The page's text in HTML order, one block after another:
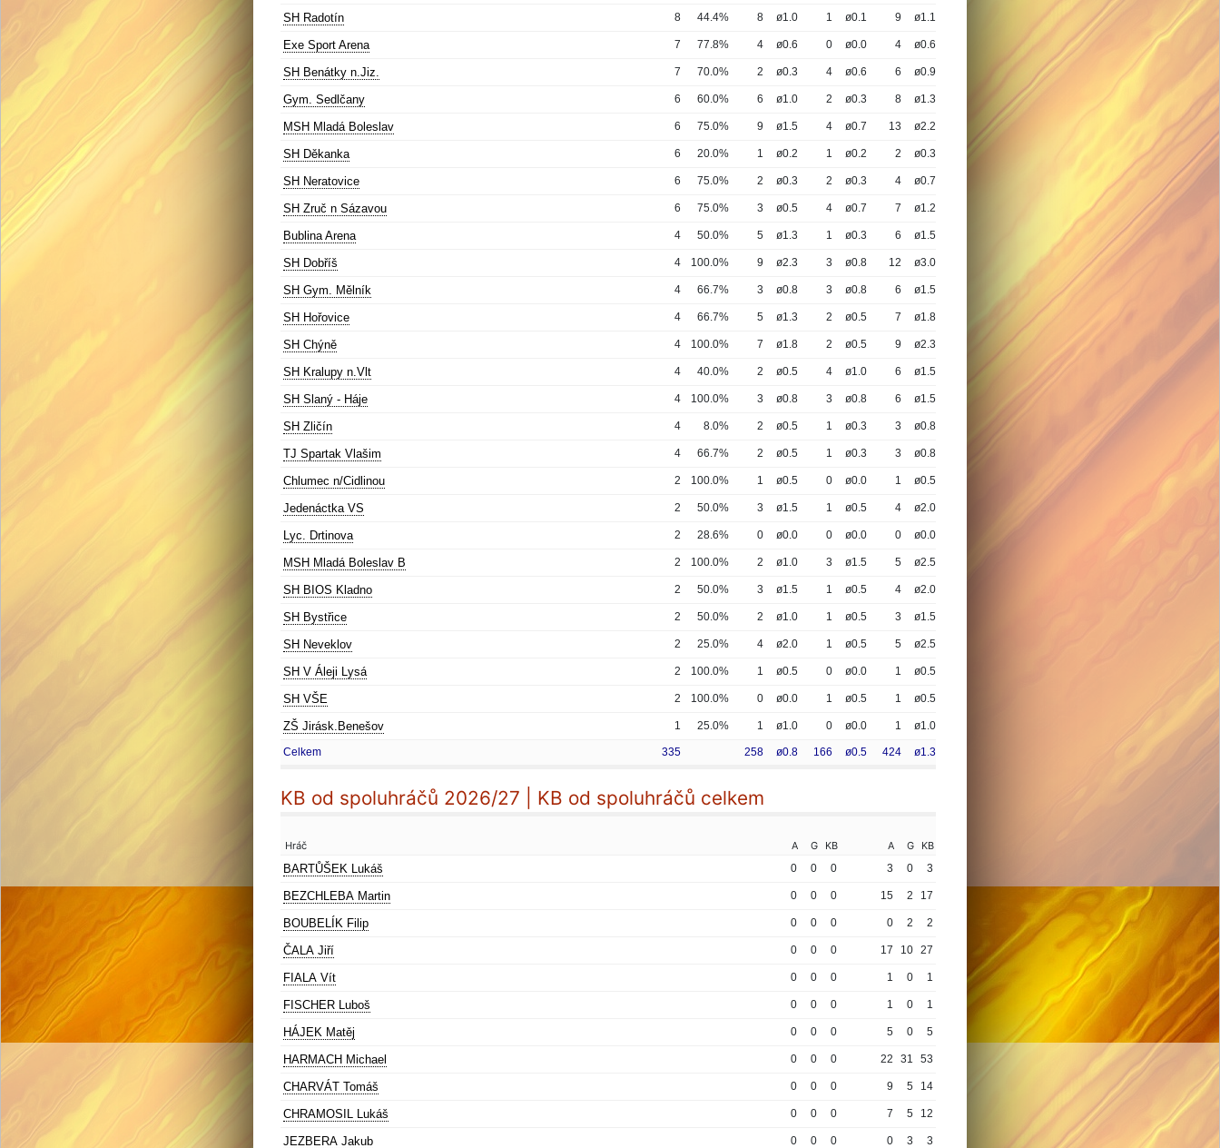
SH Radotín 8 44.4% 8 ø1.0 1 ø0.1 9 ø1.1
Exe Sport Arena 7 77.8% 4 ø0.6 0 ø0.0 4 ø0.6
SH Benátky n.Jiz. 7 70.0% 2 ø0.3 4 ø0.6 6 ø0.9
Gym. Sedlčany 6 60.0% 6 ø1.0 2 ø0.3 8 ø1.3
MSH Mladá Boleslav 6 75.0% 9 ø1.5 4 ø0.7 13 ø2.2
SH Děkanka 6 20.0% 1 ø0.2 1 ø0.2 2 ø0.3
SH Neratovice 6 75.0% 2 ø0.3 2 ø0.3 4 ø0.7
SH Zruč n Sázavou 6 75.0% 3 ø0.5 4 ø0.7 7 ø1.2
Bublina Arena 4 50.0% 5 ø1.3 1 ø0.3 6 ø1.5
SH Dobříš 4 100.0% 9 ø2.3 3 ø0.8 12 ø3.0
SH Gym. Mělník 4 66.7% 3 ø0.8 3 ø0.8 6 ø1.5
SH Hořovice 4 66.7% 5 ø1.3 2 ø0.5 7 ø1.8
SH Chýně 4 100.0% 7 ø1.8 2 ø0.5 9 ø2.3
SH Kralupy n.Vlt 4 40.0% 2 ø0.5 4 ø1.0 6 ø1.5
SH Slaný - Háje 4 100.0% 3 ø0.8 3 ø0.8 6 ø1.5
SH Zličín 4 8.0% 2 ø0.5 1 ø0.3 3 ø0.8
TJ Spartak Vlašim 4 66.7% 2 ø0.5 1 ø0.3 3 ø0.8
Chlumec n/Cidlinou 2 100.0% 1 ø0.5 0 ø0.0 1 ø0.5
Jedenáctka VS 2 50.0% 3 ø1.5 1 ø0.5 4 ø2.0
Lyc. Drtinova 2 28.6% 0 ø0.0 0 ø0.0 0 ø0.0
MSH Mladá Boleslav B 2 100.0% 2 ø1.0 3 ø1.5 5 ø2.5
SH BIOS Kladno 2 50.0% 3 ø1.5 1 ø0.5 4 ø2.0
SH Bystřice 2 50.0% 2 ø1.0 1 ø0.5 3 ø1.5
SH Neveklov 2 25.0% 4 ø2.0 1 ø0.5 5 ø2.5
SH V Áleji Lysá 2 100.0% 1 ø0.5 0 ø0.0 1 ø0.5
SH VŠE 2 100.0% 0 ø0.0 1 ø0.5 1 ø0.5
ZŠ Jirásk.Benešov 1 25.0% 1 ø1.0 0 ø0.0 1 ø1.0
Celkem 335 258 ø0.8 166 ø0.5 424 ø1.3
KB od spoluhráčů 2026/27 | KB od spoluhráčů celkem
Hráč A G KB A G KB
BARTŮŠEK Lukáš 0 0 0 3 0 3
BEZCHLEBA Martin 0 0 0 15 2 17
BOUBELÍK Filip 0 0 0 0 2 2
ČALA Jiří 0 0 0 17 10 27
FIALA Vít 0 0 0 1 0 1
FISCHER Luboš 0 0 0 1 0 1
HÁJEK Matěj 0 0 0 5 0 5
HARMACH Michael 0 0 0 22 31 53
CHARVÁT Tomáš 0 0 0 9 5 14
CHRAMOSIL Lukáš 0 0 0 7 5 12
JEZBERA Jakub 0 0 0 0 3 3